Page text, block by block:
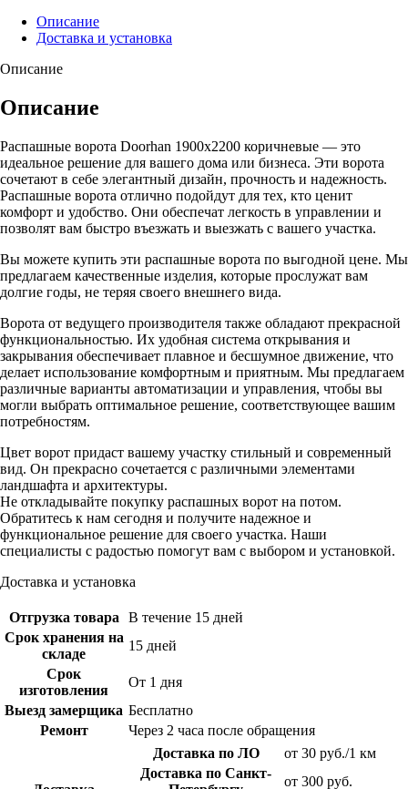
Описание
Доставка и установка
Описание
Описание
Распашные ворота Doorhan 1900х2200 коричневые — это
идеальное решение для вашего дома или бизнеса. Эти ворота
сочетают в себе элегантный дизайн, прочность и надежность.
Распашные ворота отлично подойдут для тех, кто ценит
комфорт и удобство. Они обеспечат легкость в управлении и
позволят вам быстро въезжать и выезжать с вашего участка.
Вы можете купить эти распашные ворота по выгодной цене. Мы
предлагаем качественные изделия, которые прослужат вам
долгие годы, не теряя своего внешнего вида.
Ворота от ведущего производителя также обладают прекрасной
функциональностью. Их удобная система открывания и
закрывания обеспечивает плавное и бесшумное движение, что
делает использование комфортным и приятным. Мы предлагаем
различные варианты автоматизации и управления, чтобы вы
могли выбрать оптимальное решение, соответствующее вашим
потребностям.
Цвет ворот придаст вашему участку стильный и современный
вид. Он прекрасно сочетается с различными элементами
ландшафта и архитектуры.
Не откладывайте покупку распашных ворот на потом.
Обратитесь к нам сегодня и получите надежное и
функциональное решение для своего участка. Наши
специалисты с радостью помогут вам с выбором и установкой.
Доставка и установка
Отгрузка товара
В течение 15 дней
Срок хранения на
складе
15 дней
Срок
изготовления
От 1 дня
Выезд замерщика Бесплатно
Ремонт
Через 2 часа после обращения
Доставка по ЛО
от 30 руб./1 км
Доставка по Санкт-
от 300 руб.